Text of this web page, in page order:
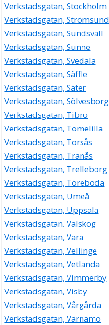
Verkstadsgatan, Stockholm
Verkstadsgatan, Strömsund
Verkstadsgatan, Sundsvall
Verkstadsgatan, Sunne
Verkstadsgatan, Svedala
Verkstadsgatan, Säffle
Verkstadsgatan, Säter
Verkstadsgatan, Sölvesborg
Verkstadsgatan, Tibro
Verkstadsgatan, Tomelilla
Verkstadsgatan, Torsås
Verkstadsgatan, Tranås
Verkstadsgatan, Trelleborg
Verkstadsgatan, Töreboda
Verkstadsgatan, Umeå
Verkstadsgatan, Uppsala
Verkstadsgatan, Valskog
Verkstadsgatan, Vara
Verkstadsgatan, Vellinge
Verkstadsgatan, Vetlanda
Verkstadsgatan, Vimmerby
Verkstadsgatan, Visby
Verkstadsgatan, Vårgårda
Verkstadsgatan, Värnamo